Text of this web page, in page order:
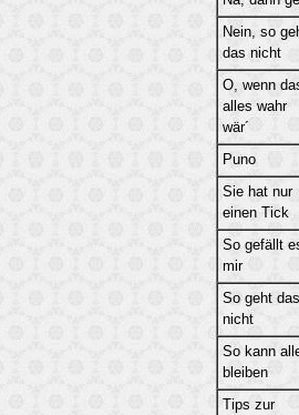
Nein, so
das nicht
O, wenn
alles wahr
wär´
Puno
Sie hat nur
einen Tick
So gefällt
mir
So geht das
nicht
So kann
bleiben
Tips zur